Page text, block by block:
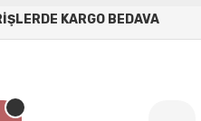
KARGO BEDAVA